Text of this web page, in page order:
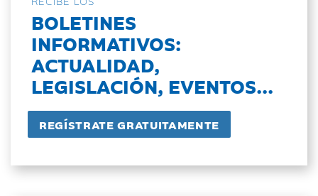
BOLETINES
INFORMATIVOS:
ACTUALIDAD,
LEGISLACIÓN, EVENTOS...